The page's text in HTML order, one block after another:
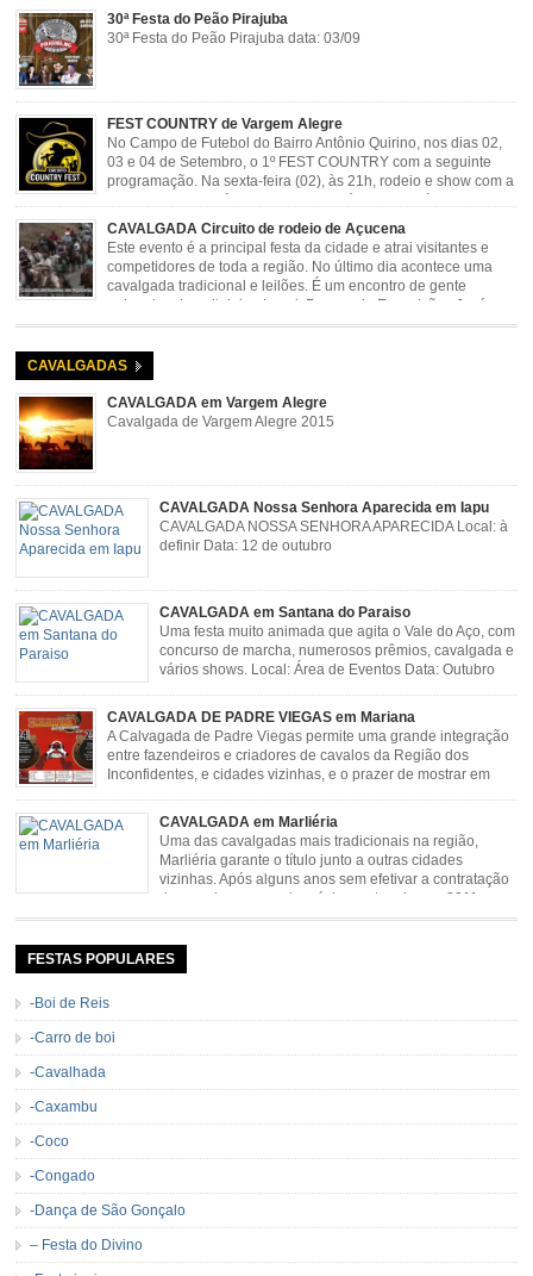
30ª Festa do Peão Pirajuba
30ª Festa do Peão Pirajuba data: 03/09
FEST COUNTRY de Vargem Alegre
No Campo de Futebol do Bairro Antônio Quirino, nos dias 02,
03 e 04 de Setembro, o 1º FEST COUNTRY com a seguinte
programação. Na sexta-feira (02), às 21h, rodeio e show com a
rodeio e shows com o Trio Pé de Cedro e o Trio […]
CAVALGADA Circuito de rodeio de Açucena
Este evento é a principal festa da cidade e atrai visitantes e
competidores de toda a região. No último dia acontece uma
cavalgada tradicional e leilões. É um encontro de gente
animada e hospitaleira. Local: Parque de Exposições José
Rosa Guimarães, Açucena Data: Setembro
CAVALGADAS
CAVALGADA em Vargem Alegre
Cavalgada de Vargem Alegre 2015
CAVALGADA Nossa Senhora Aparecida em Iapu
CAVALGADA NOSSA SENHORA APARECIDA Local: à
definir Data: 12 de outubro
CAVALGADA em Santana do Paraiso
Uma festa muito animada que agita o Vale do Aço, com
concurso de marcha, numerosos prêmios, cavalgada e
vários shows. Local: Área de Eventos Data: Outubro
CAVALGADA DE PADRE VIEGAS em Mariana
A Calvagada de Padre Viegas permite uma grande integração
entre fazendeiros e criadores de cavalos da Região dos
Inconfidentes, e cidades vizinhas, e o prazer de mostrar em
resgata cultura e saúde além de contar com apresentações musicais. Local:
Distrito de Padre Viegas, Antigo Campo de […]
CAVALGADA em Marliéria
Uma das cavalgadas mais tradicionais na região,
Marliéria garante o título junto a outras cidades
vizinhas. Após alguns anos sem efetivar a contratação
de grandes nomes da música sertaneja, em 2011 a
Cavalgada de Marliéria voltou, e não deixou dúvidas de que sua tradição
de […]
FESTAS POPULARES
-Boi de Reis
-Carro de boi
-Cavalhada
-Caxambu
-Coco
-Congado
-Dança de São Gonçalo
– Festa do Divino